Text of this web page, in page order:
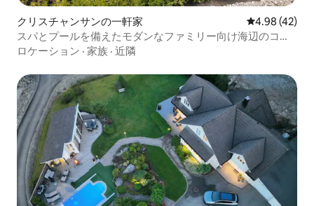
クリスチャンサンの一軒家 レビュー42
4.98 (42)
スパとプールを備えたモダンなファミリー向け海辺のコテ
ージ
ロケーション · 家族 · 近隣